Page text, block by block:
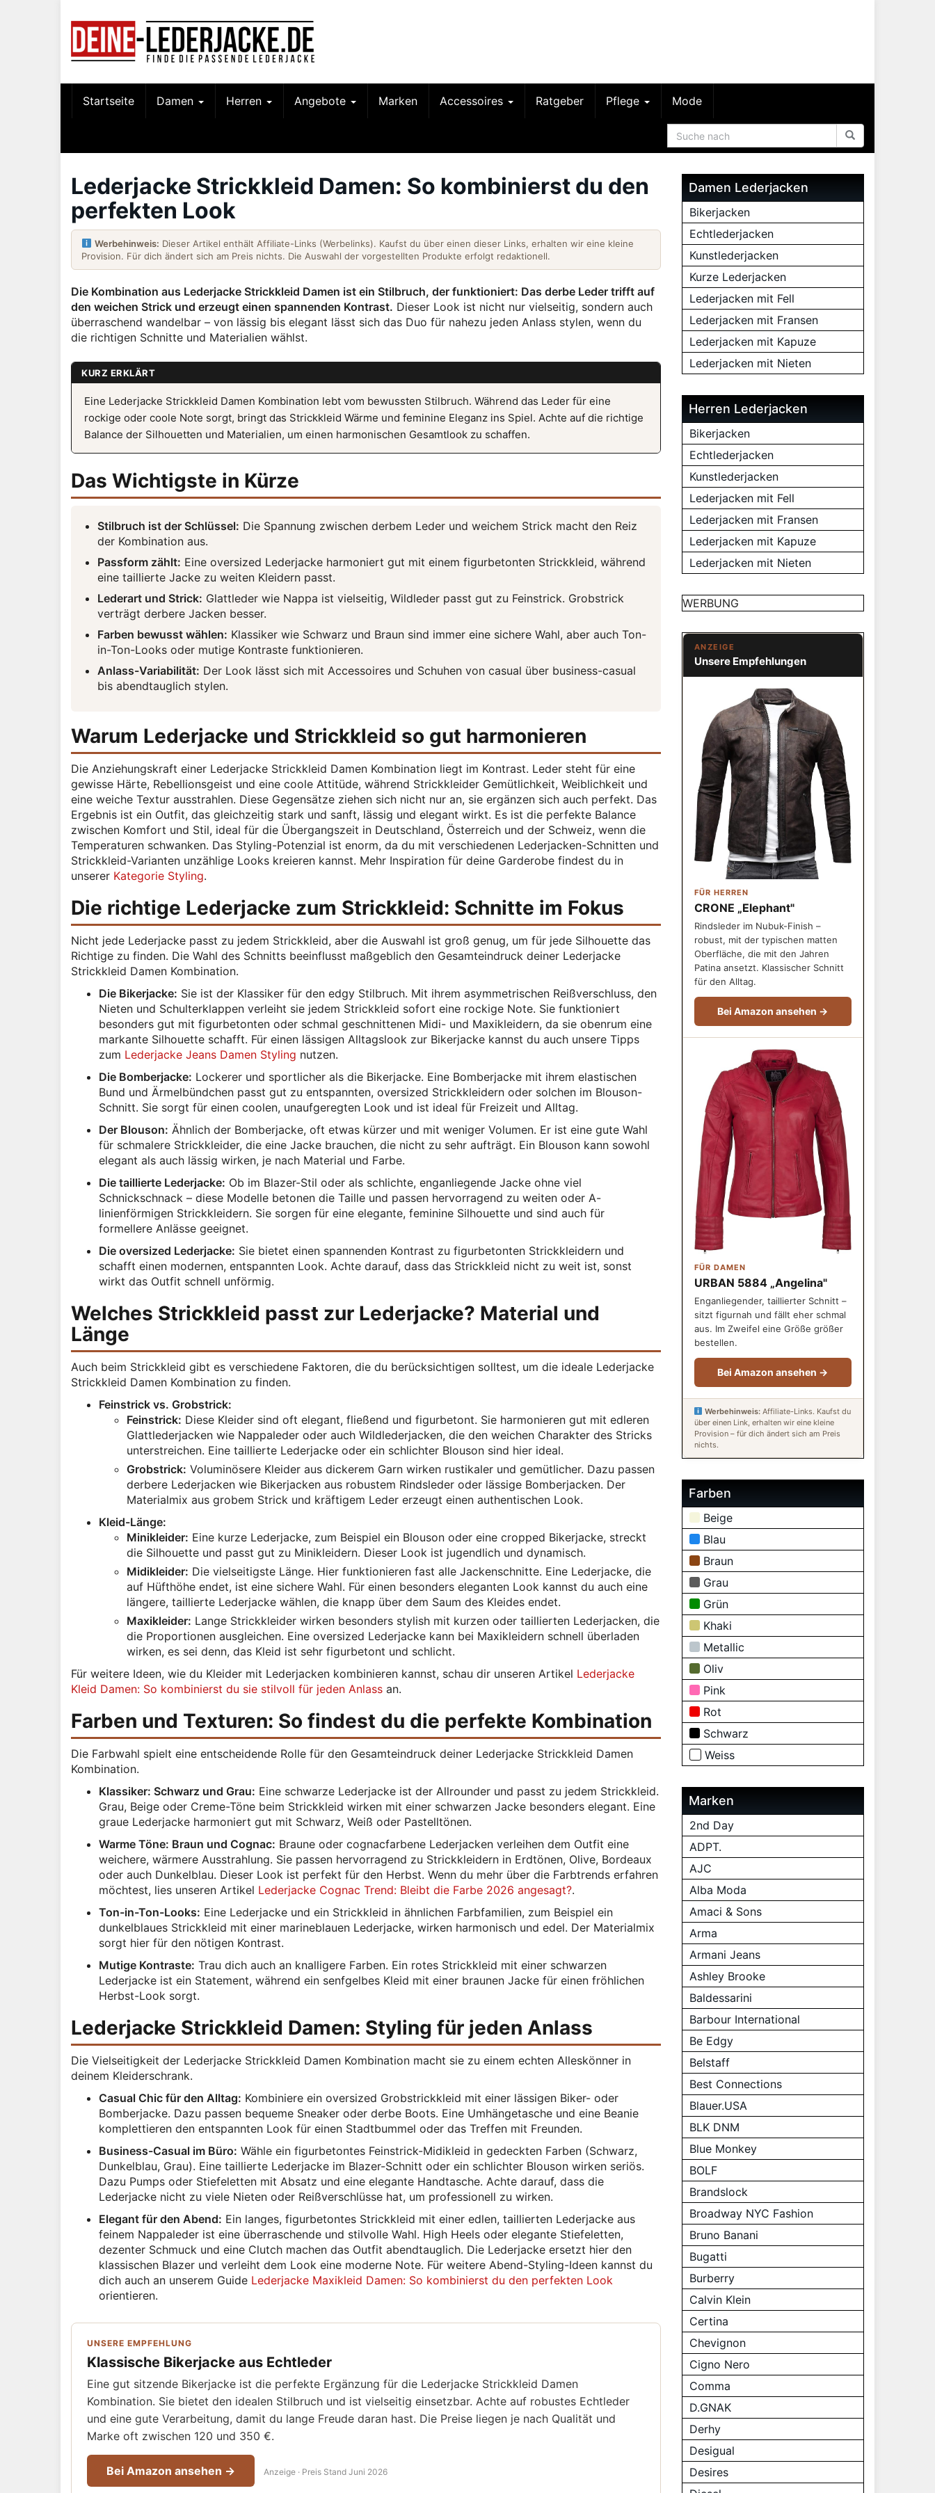
Startseite Damen Herren Angebote Marken Accessoires Ratgeber Pflege Mode
Lederjacke Strickkleid Damen: So kombinierst du den
perfekten Look
Werbehinweis: Dieser Artikel enthält Affiliate-Links (Werbelinks). Kaufst du über einen dieser Links, erhalten wir eine kleine
Provision. Für dich ändert sich am Preis nichts. Die Auswahl der vorgestellten Produkte erfolgt redaktionell.
Die Kombination aus Lederjacke Strickkleid Damen ist ein Stilbruch, der funktioniert: Das derbe Leder trifft auf
den weichen Strick und erzeugt einen spannenden Kontrast. Dieser Look ist nicht nur vielseitig, sondern auch
überraschend wandelbar – von lässig bis elegant lässt sich das Duo für nahezu jeden Anlass stylen, wenn du
die richtigen Schnitte und Materialien wählst.
KURZ ERKLÄRT
Eine Lederjacke Strickkleid Damen Kombination lebt vom bewussten Stilbruch. Während das Leder für eine
rockige oder coole Note sorgt, bringt das Strickkleid Wärme und feminine Eleganz ins Spiel. Achte auf die richtige
Balance der Silhouetten und Materialien, um einen harmonischen Gesamtlook zu schaffen.
Das Wichtigste in Kürze
Stilbruch ist der Schlüssel: Die Spannung zwischen derbem Leder und weichem Strick macht den Reiz
der Kombination aus.
Passform zählt: Eine oversized Lederjacke harmoniert gut mit einem figurbetonten Strickkleid, während
eine taillierte Jacke zu weiten Kleidern passt.
Lederart und Strick: Glattleder wie Nappa ist vielseitig, Wildleder passt gut zu Feinstrick. Grobstrick
verträgt derbere Jacken besser.
Farben bewusst wählen: Klassiker wie Schwarz und Braun sind immer eine sichere Wahl, aber auch Ton-
in-Ton-Looks oder mutige Kontraste funktionieren.
Anlass-Variabilität: Der Look lässt sich mit Accessoires und Schuhen von casual über business-casual
bis abendtauglich stylen.
Warum Lederjacke und Strickkleid so gut harmonieren
Die Anziehungskraft einer Lederjacke Strickkleid Damen Kombination liegt im Kontrast. Leder steht für eine
gewisse Härte, Rebellionsgeist und eine coole Attitüde, während Strickkleider Gemütlichkeit, Weiblichkeit und
eine weiche Textur ausstrahlen. Diese Gegensätze ziehen sich nicht nur an, sie ergänzen sich auch perfekt. Das
Ergebnis ist ein Outfit, das gleichzeitig stark und sanft, lässig und elegant wirkt. Es ist die perfekte Balance
zwischen Komfort und Stil, ideal für die Übergangszeit in Deutschland, Österreich und der Schweiz, wenn die
Temperaturen schwanken. Das Styling-Potenzial ist enorm, da du mit verschiedenen Lederjacken-Schnitten und
Strickkleid-Varianten unzählige Looks kreieren kannst. Mehr Inspiration für deine Garderobe findest du in
unserer Kategorie Styling.
Die richtige Lederjacke zum Strickkleid: Schnitte im Fokus
Nicht jede Lederjacke passt zu jedem Strickkleid, aber die Auswahl ist groß genug, um für jede Silhouette das
Richtige zu finden. Die Wahl des Schnitts beeinflusst maßgeblich den Gesamteindruck deiner Lederjacke
Strickkleid Damen Kombination.
Die Bikerjacke: Sie ist der Klassiker für den edgy Stilbruch. Mit ihrem asymmetrischen Reißverschluss, den
Nieten und Schulterklappen verleiht sie jedem Strickkleid sofort eine rockige Note. Sie funktioniert
besonders gut mit figurbetonten oder schmal geschnittenen Midi- und Maxikleidern, da sie obenrum eine
markante Silhouette schafft. Für einen lässigen Alltagslook zur Bikerjacke kannst du auch unsere Tipps
zum Lederjacke Jeans Damen Styling nutzen.
Die Bomberjacke: Lockerer und sportlicher als die Bikerjacke. Eine Bomberjacke mit ihrem elastischen
Bund und Ärmelbündchen passt gut zu entspannten, oversized Strickkleidern oder solchen im Blouson-
Schnitt. Sie sorgt für einen coolen, unaufgeregten Look und ist ideal für Freizeit und Alltag.
Der Blouson: Ähnlich der Bomberjacke, oft etwas kürzer und mit weniger Volumen. Er ist eine gute Wahl
für schmalere Strickkleider, die eine Jacke brauchen, die nicht zu sehr aufträgt. Ein Blouson kann sowohl
elegant als auch lässig wirken, je nach Material und Farbe.
Die taillierte Lederjacke: Ob im Blazer-Stil oder als schlichte, enganliegende Jacke ohne viel
Schnickschnack – diese Modelle betonen die Taille und passen hervorragend zu weiten oder A-
linienförmigen Strickkleidern. Sie sorgen für eine elegante, feminine Silhouette und sind auch für
formellere Anlässe geeignet.
Die oversized Lederjacke: Sie bietet einen spannenden Kontrast zu figurbetonten Strickkleidern und
schafft einen modernen, entspannten Look. Achte darauf, dass das Strickkleid nicht zu weit ist, sonst
wirkt das Outfit schnell unförmig.
Welches Strickkleid passt zur Lederjacke? Material und
Länge
Auch beim Strickkleid gibt es verschiedene Faktoren, die du berücksichtigen solltest, um die ideale Lederjacke
Strickkleid Damen Kombination zu finden.
Feinstrick vs. Grobstrick:
Feinstrick: Diese Kleider sind oft elegant, fließend und figurbetont. Sie harmonieren gut mit edleren
Glattlederjacken wie Nappaleder oder auch Wildlederjacken, die den weichen Charakter des Stricks
unterstreichen. Eine taillierte Lederjacke oder ein schlichter Blouson sind hier ideal.
Grobstrick: Voluminösere Kleider aus dickerem Garn wirken rustikaler und gemütlicher. Dazu passen
derbere Lederjacken wie Bikerjacken aus robustem Rindsleder oder lässige Bomberjacken. Der
Materialmix aus grobem Strick und kräftigem Leder erzeugt einen authentischen Look.
Kleid-Länge:
Minikleider: Eine kurze Lederjacke, zum Beispiel ein Blouson oder eine cropped Bikerjacke, streckt
die Silhouette und passt gut zu Minikleidern. Dieser Look ist jugendlich und dynamisch.
Midikleider: Die vielseitigste Länge. Hier funktionieren fast alle Jackenschnitte. Eine Lederjacke, die
auf Hüfthöhe endet, ist eine sichere Wahl. Für einen besonders eleganten Look kannst du auch eine
längere, taillierte Lederjacke wählen, die knapp über dem Saum des Kleides endet.
Maxikleider: Lange Strickkleider wirken besonders stylish mit kurzen oder taillierten Lederjacken, die
die Proportionen ausgleichen. Eine oversized Lederjacke kann bei Maxikleidern schnell überladen
wirken, es sei denn, das Kleid ist sehr figurbetont und schlicht.
Für weitere Ideen, wie du Kleider mit Lederjacken kombinieren kannst, schau dir unseren Artikel Lederjacke
Kleid Damen: So kombinierst du sie stilvoll für jeden Anlass an.
Farben und Texturen: So findest du die perfekte Kombination
Die Farbwahl spielt eine entscheidende Rolle für den Gesamteindruck deiner Lederjacke Strickkleid Damen
Kombination.
Klassiker: Schwarz und Grau: Eine schwarze Lederjacke ist der Allrounder und passt zu jedem Strickkleid.
Grau, Beige oder Creme-Töne beim Strickkleid wirken mit einer schwarzen Jacke besonders elegant. Eine
graue Lederjacke harmoniert gut mit Schwarz, Weiß oder Pastelltönen.
Warme Töne: Braun und Cognac: Braune oder cognacfarbene Lederjacken verleihen dem Outfit eine
weichere, wärmere Ausstrahlung. Sie passen hervorragend zu Strickkleidern in Erdtönen, Olive, Bordeaux
oder auch Dunkelblau. Dieser Look ist perfekt für den Herbst. Wenn du mehr über die Farbtrends erfahren
möchtest, lies unseren Artikel Lederjacke Cognac Trend: Bleibt die Farbe 2026 angesagt?.
Ton-in-Ton-Looks: Eine Lederjacke und ein Strickkleid in ähnlichen Farbfamilien, zum Beispiel ein
dunkelblaues Strickkleid mit einer marineblauen Lederjacke, wirken harmonisch und edel. Der Materialmix
sorgt hier für den nötigen Kontrast.
Mutige Kontraste: Trau dich auch an knalligere Farben. Ein rotes Strickkleid mit einer schwarzen
Lederjacke ist ein Statement, während ein senfgelbes Kleid mit einer braunen Jacke für einen fröhlichen
Herbst-Look sorgt.
Lederjacke Strickkleid Damen: Styling für jeden Anlass
Die Vielseitigkeit der Lederjacke Strickkleid Damen Kombination macht sie zu einem echten Alleskönner in
deinem Kleiderschrank.
Casual Chic für den Alltag: Kombiniere ein oversized Grobstrickkleid mit einer lässigen Biker- oder
Bomberjacke. Dazu passen bequeme Sneaker oder derbe Boots. Eine Umhängetasche und eine Beanie
komplettieren den entspannten Look für einen Stadtbummel oder das Treffen mit Freunden.
Business-Casual im Büro: Wähle ein figurbetontes Feinstrick-Midikleid in gedeckten Farben (Schwarz,
Dunkelblau, Grau). Eine taillierte Lederjacke im Blazer-Schnitt oder ein schlichter Blouson wirken seriös.
Dazu Pumps oder Stiefeletten mit Absatz und eine elegante Handtasche. Achte darauf, dass die
Lederjacke nicht zu viele Nieten oder Reißverschlüsse hat, um professionell zu wirken.
Elegant für den Abend: Ein langes, figurbetontes Strickkleid mit einer edlen, taillierten Lederjacke aus
feinem Nappaleder ist eine überraschende und stilvolle Wahl. High Heels oder elegante Stiefeletten,
dezenter Schmuck und eine Clutch machen das Outfit abendtauglich. Die Lederjacke ersetzt hier den
klassischen Blazer und verleiht dem Look eine moderne Note. Für weitere Abend-Styling-Ideen kannst du
dich auch an unserem Guide Lederjacke Maxikleid Damen: So kombinierst du den perfekten Look
orientieren.
UNSERE EMPFEHLUNG
Klassische Bikerjacke aus Echtleder
Eine gut sitzende Bikerjacke ist die perfekte Ergänzung für die Lederjacke Strickkleid Damen
Kombination. Sie bietet den idealen Stilbruch und ist vielseitig einsetzbar. Achte auf robustes Echtleder
und eine gute Verarbeitung, damit du lange Freude daran hast. Die Preise liegen je nach Qualität und
Marke oft zwischen 120 und 350 €.
Bei Amazon ansehen → Anzeige · Preis Stand Juni 2026
Damen Lederjacken
Bikerjacken
Echtlederjacken
Kunstlederjacken
Kurze Lederjacken
Lederjacken mit Fell
Lederjacken mit Fransen
Lederjacken mit Kapuze
Lederjacken mit Nieten
Herren Lederjacken
Bikerjacken
Echtlederjacken
Kunstlederjacken
Lederjacken mit Fell
Lederjacken mit Fransen
Lederjacken mit Kapuze
Lederjacken mit Nieten
WERBUNG
ANZEIGE
Unsere Empfehlungen
FÜR HERREN
CRONE „Elephant"
Rindsleder im Nubuk-Finish –
robust, mit der typischen matten
Oberfläche, die mit den Jahren
Patina ansetzt. Klassischer Schnitt
für den Alltag.
Bei Amazon ansehen →
FÜR DAMEN
URBAN 5884 „Angelina"
Enganliegender, taillierter Schnitt –
sitzt figurnah und fällt eher schmal
aus. Im Zweifel eine Größe größer
bestellen.
Bei Amazon ansehen →
Werbehinweis: Affiliate-Links. Kaufst du
über einen Link, erhalten wir eine kleine
Provision – für dich ändert sich am Preis
nichts.
Farben
Beige
Blau
Braun
Grau
Grün
Khaki
Metallic
Oliv
Pink
Rot
Schwarz
Weiss
Marken
2nd Day
ADPT.
AJC
Alba Moda
Amaci & Sons
Arma
Armani Jeans
Ashley Brooke
Baldessarini
Barbour International
Be Edgy
Belstaff
Best Connections
Blauer.USA
BLK DNM
Blue Monkey
BOLF
Brandslock
Broadway NYC Fashion
Bruno Banani
Bugatti
Burberry
Calvin Klein
Certina
Chevignon
Cigno Nero
Comma
D.GNAK
Derhy
Desigual
Desires